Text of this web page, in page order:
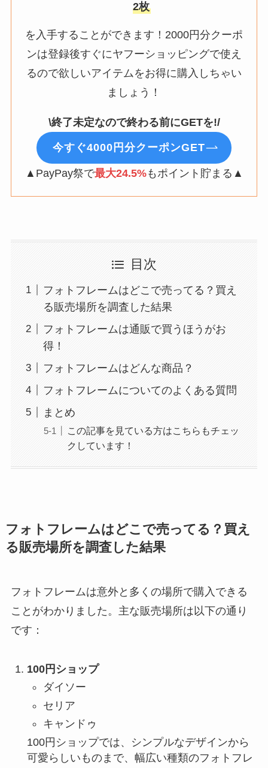
2枚
を入手することができます！2000円分クーポ
ンは登録後すぐにヤフーショッピングで使え
るので欲しいアイテムをお得に購入しちゃい
ましょう！
\終了未定なので終わる前にGETを!/
今すぐ4000円分クーポンGET
▲PayPay祭で最大24.5%もポイント貯まる▲
目次
フォトフレームはどこで売ってる？買え
る販売場所を調査した結果
フォトフレームは通販で買うほうがお
得！
フォトフレームはどんな商品？
フォトフレームについてのよくある質問
まとめ
この記事を見ている方はこちらもチェッ
クしています！
フォトフレームはどこで売ってる？買え
る販売場所を調査した結果
フォトフレームは意外と多くの場所で購入できる
ことがわかりました。主な販売場所は以下の通り
です：
100円ショップ
ダイソー
セリア
キャンドゥ
100円ショップでは、シンプルなデザインから
可愛らしいものまで、幅広い種類のフォトフレ